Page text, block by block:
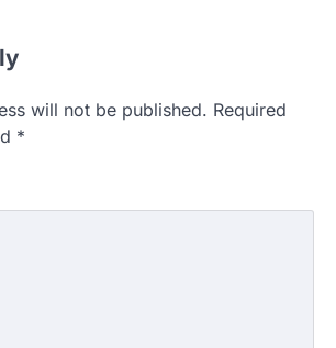
will not be published. Required
*